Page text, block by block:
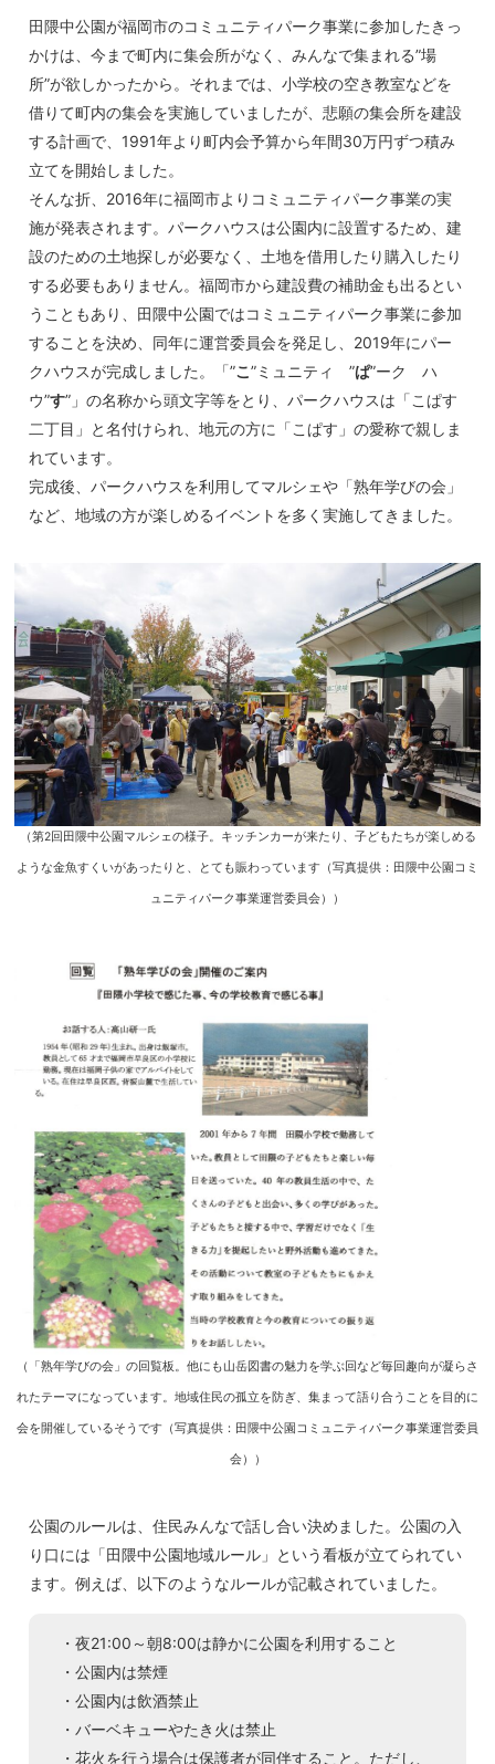
田隈中公園が福岡市のコミュニティパーク事業に参加したきっ
かけは、今まで町内に集会所がなく、みんなで集まれる”場
所”が欲しかったから。それまでは、小学校の空き教室などを
借りて町内の集会を実施していましたが、悲願の集会所を建設
する計画で、1991年より町内会予算から年間30万円ずつ積み
立てを開始しました。
そんな折、2016年に福岡市よりコミュニティパーク事業の実
施が発表されます。パークハウスは公園内に設置するため、建
設のための土地探しが必要なく、土地を借用したり購入したり
する必要もありません。福岡市から建設費の補助金も出るとい
うこともあり、田隈中公園ではコミュニティパーク事業に参加
することを決め、同年に運営委員会を発足し、2019年にパー
クハウスが完成しました。「”こ”ミュニティ ”ぱ”ーク ハ
ウ”す”」の名称から頭文字等をとり、パークハウスは「こぱす
二丁目」と名付けられ、地元の方に「こぱす」の愛称で親しま
れています。
完成後、パークハウスを利用してマルシェや「熟年学びの会」
など、地域の方が楽しめるイベントを多く実施してきました。
（第2回田隈中公園マルシェの様子。キッチンカーが来たり、子どもたちが楽しめる
ような金魚すくいがあったりと、とても賑わっています（写真提供：田隈中公園コミ
ュニティパーク事業運営委員会））
（「熟年学びの会」の回覧板。他にも山岳図書の魅力を学ぶ回など毎回趣向が凝らさ
れたテーマになっています。地域住民の孤立を防ぎ、集まって語り合うことを目的に
会を開催しているそうです（写真提供：田隈中公園コミュニティパーク事業運営委員
会））
公園のルールは、住民みんなで話し合い決めました。公園の入
り口には「田隈中公園地域ルール」という看板が立てられてい
ます。例えば、以下のようなルールが記載されていました。
・夜21:00～朝8:00は静かに公園を利用すること
・公園内は禁煙
・公園内は飲酒禁止
・バーベキューやたき火は禁止
・花火を行う場合は保護者が同伴すること。ただし、